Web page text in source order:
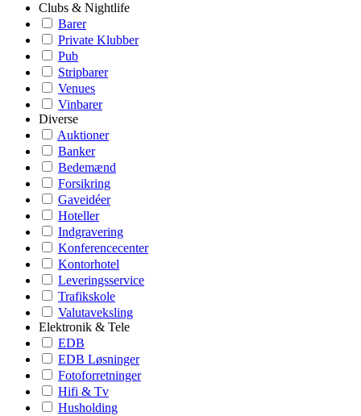
Clubs & Nightlife
Barer
Private Klubber
Pub
Stripbarer
Venues
Vinbarer
Diverse
Auktioner
Banker
Bedemænd
Forsikring
Gaveidéer
Hoteller
Indgravering
Konferencecenter
Kontorhotel
Leveringsservice
Trafikskole
Valutaveksling
Elektronik & Tele
EDB
EDB Løsninger
Fotoforretninger
Hifi & Tv
Husholding